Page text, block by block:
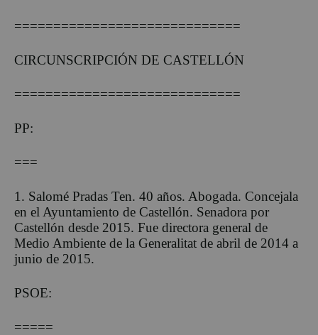
=============================
CIRCUNSCRIPCIÓN DE CASTELLÓN
=============================
PP:
===
1. Salomé Pradas Ten. 40 años. Abogada. Concejala
en el Ayuntamiento de Castellón. Senadora por
Castellón desde 2015. Fue directora general de
Medio Ambiente de la Generalitat de abril de 2014 a
junio de 2015.
PSOE:
=====